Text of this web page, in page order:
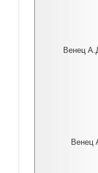
Венец
Венец